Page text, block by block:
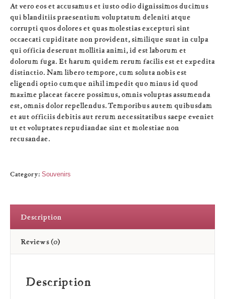
At vero eos et accusamus et iusto odio dignissimos ducimus
qui blanditiis praesentium voluptatum deleniti atque
corrupti quos dolores et quas molestias excepturi sint
occaecati cupiditate non provident, similique sunt in culpa
qui officia deserunt mollitia animi, id est laborum et
dolorum fuga. Et harum quidem rerum facilis est et expedita
distinctio. Nam libero tempore, cum soluta nobis est
eligendi optio cumque nihil impedit quo minus id quod
maxime placeat facere possimus, omnis voluptas assumenda
est, omnis dolor repellendus. Temporibus autem quibusdam
et aut officiis debitis aut rerum necessitatibus saepe eveniet
ut et voluptates repudiandae sint et molestiae non
recusandae.
Category: Souvenirs
Description
Reviews (0)
Description